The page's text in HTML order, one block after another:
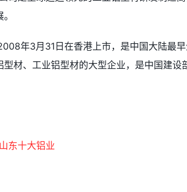
年3月31日在香港上市，是中国大陆最
材、工业铝型材的大型企业，是中国建设